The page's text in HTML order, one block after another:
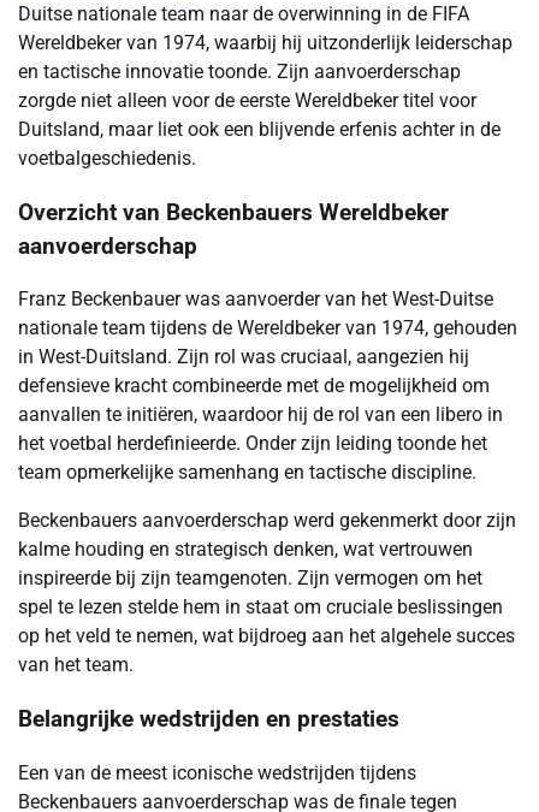
Duitse nationale team naar de overwinning in de FIFA
Wereldbeker van 1974, waarbij hij uitzonderlijk leiderschap
en tactische innovatie toonde. Zijn aanvoerderschap
zorgde niet alleen voor de eerste Wereldbeker titel voor
Duitsland, maar liet ook een blijvende erfenis achter in de
voetbalgeschiedenis.
Overzicht van Beckenbauers Wereldbeker
aanvoerderschap
Franz Beckenbauer was aanvoerder van het West-Duitse
nationale team tijdens de Wereldbeker van 1974, gehouden
in West-Duitsland. Zijn rol was cruciaal, aangezien hij
defensieve kracht combineerde met de mogelijkheid om
aanvallen te initiëren, waardoor hij de rol van een libero in
het voetbal herdefinieerde. Onder zijn leiding toonde het
team opmerkelijke samenhang en tactische discipline.
Beckenbauers aanvoerderschap werd gekenmerkt door zijn
kalme houding en strategisch denken, wat vertrouwen
inspireerde bij zijn teamgenoten. Zijn vermogen om het
spel te lezen stelde hem in staat om cruciale beslissingen
op het veld te nemen, wat bijdroeg aan het algehele succes
van het team.
Belangrijke wedstrijden en prestaties
Een van de meest iconische wedstrijden tijdens
Beckenbauers aanvoerderschap was de finale tegen